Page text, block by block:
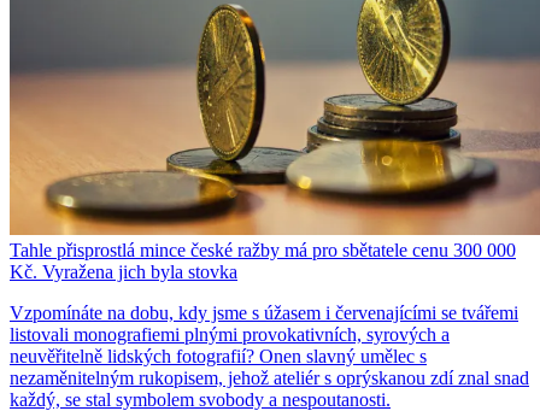
Tahle přisprostlá mince české ražby má pro sbětatele cenu 300 000
Kč. Vyražena jich byla stovka
Vzpomínáte na dobu, kdy jsme s úžasem i červenajícími se tvářemi
listovali monografiemi plnými provokativních, syrových a
neuvěřitelně lidských fotografií? Onen slavný umělec s
nezaměnitelným rukopisem, jehož ateliér s oprýskanou zdí znal snad
každý, se stal symbolem svobody a nespoutanosti.